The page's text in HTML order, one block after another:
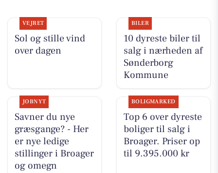
VEJRET
Sol og stille vind
over dagen
BILER
10 dyreste biler til
salg i nærheden af
Sønderborg
Kommune
JOBNYT
Savner du nye
græsgange? - Her
er nye ledige
stillinger i Broager
og omegn
BOLIGMARKED
Top 6 over dyreste
boliger til salg i
Broager. Priser op
til 9.395.000 kr